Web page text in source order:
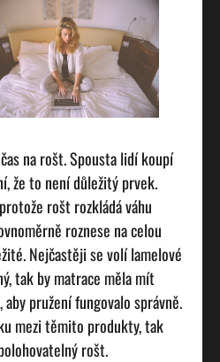
na rošt. Spousta lidí koupí
že to není důležitý prvek.
rošt rozkládá váhu
roznese na celou
Nejčastěji se volí lamelové
tak by matrace měla mít
pružení fungovalo správně.
mezi těmito produkty, tak
rošt.